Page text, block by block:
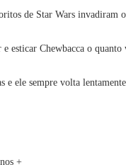
de Star Wars invadiram
esticar Chewbacca o quanto
e ele sempre volta
+